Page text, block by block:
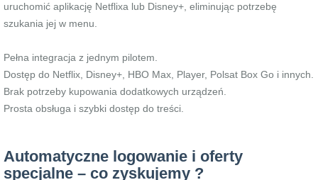
uruchomić aplikację Netflixa lub Disney+, eliminując potrzebę
szukania jej w menu.
Pełna integracja z jednym pilotem.
Dostęp do Netflix, Disney+, HBO Max, Player, Polsat Box Go i innych.
Brak potrzeby kupowania dodatkowych urządzeń.
Prosta obsługa i szybki dostęp do treści.
Automatyczne logowanie i oferty
specjalne – co zyskujemy ?